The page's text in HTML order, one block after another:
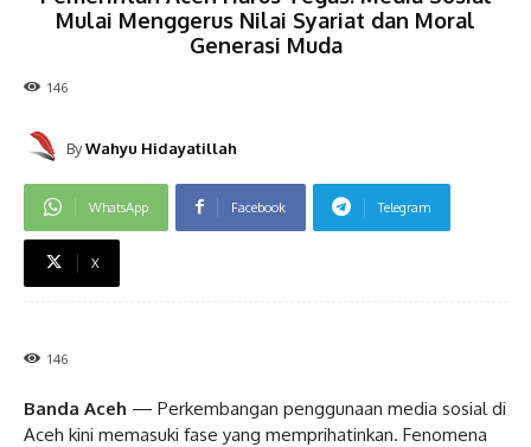
Mulai Menggerus Nilai Syariat dan Moral
Generasi Muda
146
ByWahyu Hidayatillah
WhatsApp Facebook Telegram
X
146
Banda Aceh — Perkembangan penggunaan media sosial di
Aceh kini memasuki fase yang memprihatinkan. Fenomena